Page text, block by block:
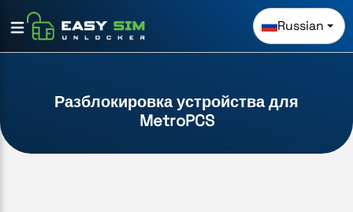
Russian
Разблокировка устройства для
MetroPCS